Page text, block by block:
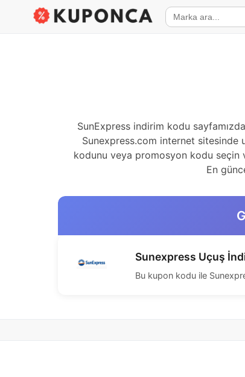
SunExpress indirim kodu
Sunexpress.com internet sitesinde
kodunu veya promosyon kodu seçin
En
Sunexpress Uçuş
Bu kupon kodu ile